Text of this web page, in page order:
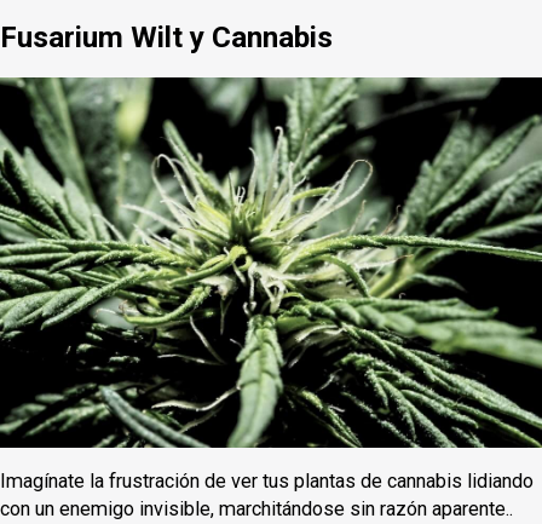
Fusarium Wilt y Cannabis
Imagínate la frustración de ver tus plantas de cannabis lidiando
con un enemigo invisible, marchitándose sin razón aparente..